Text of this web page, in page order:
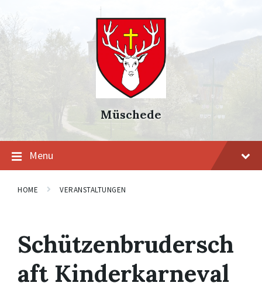
to
content
to
main
navigation
to
footer
Müschede
Menu
HOME VERANSTALTUNGEN
Schützenbrudersch
aft Kinderkarneval